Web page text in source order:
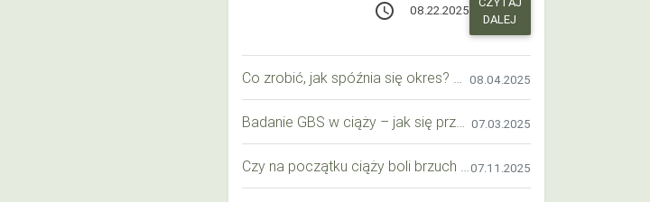
access_time 08.22.2025
DALEJ
08.04.2025
07.03.2025
07.11.2025